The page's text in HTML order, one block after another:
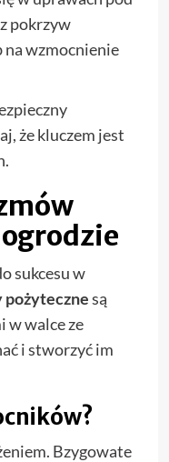
pokrzyw
wzmocnienie
że kluczem jest
sukcesu w
pożytecznesą
w walce ze
i stworzyć im
Bzygowate